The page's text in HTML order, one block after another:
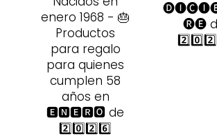
enero 1968 - 🎂
Productos
para regalo
para quienes
cumplen 58
años en
🅴🅽🅴🆁🅾 de
2️⃣0️⃣2️⃣6️⃣
🅡🅔